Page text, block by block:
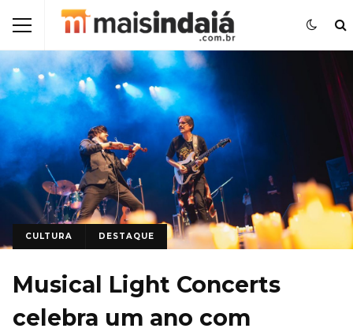
CULTURA DESTAQUE
Musical Light Concerts
celebra um ano com